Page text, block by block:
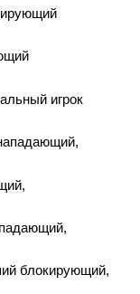
игрок
блокирующий,